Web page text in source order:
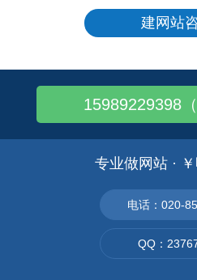
建网站
15989229398
专业做网站 ·
电话：020-
QQ：